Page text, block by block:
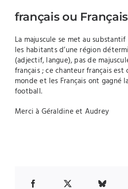
français ou
La majuscule se met au
les habitants d’une région
(adjectif, langue), pas de
français ; ce chanteur français est
monde et les Français ont gagné
football.
Merci à Géraldine et Audrey